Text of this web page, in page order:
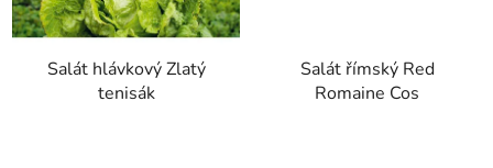
Salát hlávkový Zlatý
tenisák
Salát římský Red
Romaine Cos